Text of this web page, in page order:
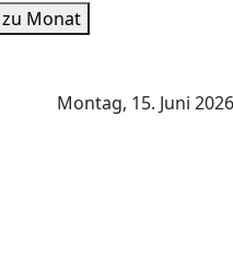
zu Monat
Montag, 15. Juni 2026